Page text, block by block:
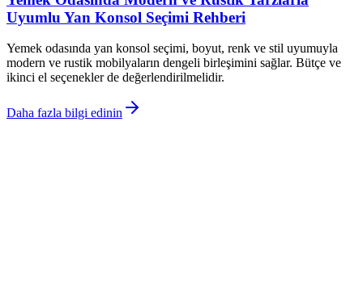
Uyumlu Yan Konsol Seçimi Rehberi
Yemek odasında yan konsol seçimi, boyut, renk ve stil uyumuyla
modern ve rustik mobilyaların dengeli birleşimini sağlar. Bütçe ve
ikinci el seçenekler de değerlendirilmelidir.
Daha fazla bilgi edinin